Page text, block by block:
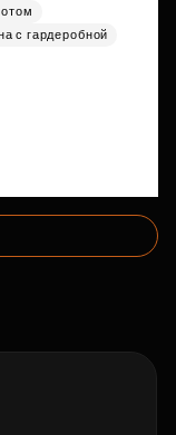
с гардеробной